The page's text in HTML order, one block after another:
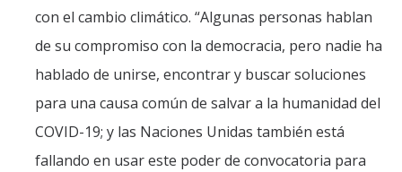
con el cambio climático. “Algunas personas hablan
de su compromiso con la democracia, pero nadie ha
hablado de unirse, encontrar y buscar soluciones
para una causa común de salvar a la humanidad del
COVID-19; y las Naciones Unidas también está
fallando en usar este poder de convocatoria para